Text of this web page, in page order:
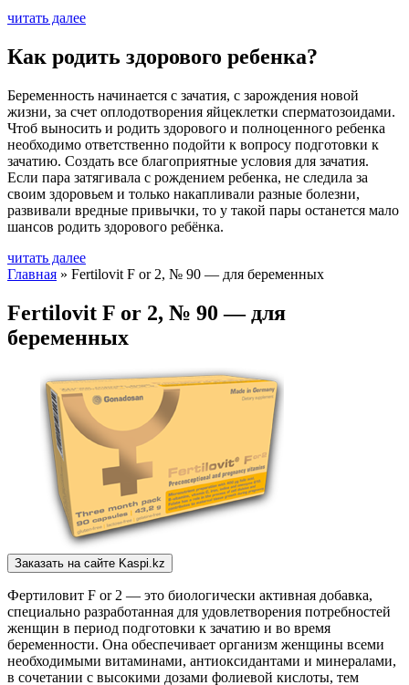
читать далее
Как родить здорового ребенка?
Беременность начинается с зачатия, с зарождения новой
жизни, за счет оплодотворения яйцеклетки сперматозоидами.
Чтоб выносить и родить здорового и полноценного ребенка
необходимо ответственно подойти к вопросу подготовки к
зачатию. Создать все благоприятные условия для зачатия.
Если пара затягивала с рождением ребенка, не следила за
своим здоровьем и только накапливали разные болезни,
развивали вредные привычки, то у такой пары останется мало
шансов родить здорового ребёнка.
читать далее
Главная » Fertilovit F or 2, № 90 — для беременных
Fertilovit F or 2, № 90 — для
беременных
Заказать на сайте Kaspi.kz
Фертиловит F or 2 — это биологически активная добавка,
специально разработанная для удовлетворения потребностей
женщин в период подготовки к зачатию и во время
беременности. Она обеспечивает организм женщины всеми
необходимыми витаминами, антиоксидантами и минералами,
в сочетании с высокими дозами фолиевой кислоты, тем